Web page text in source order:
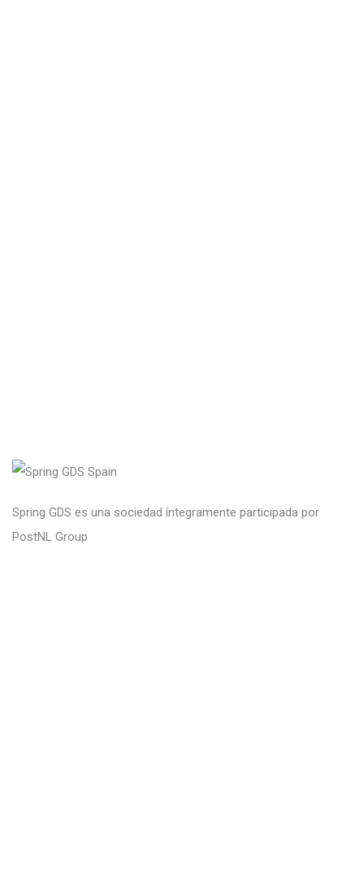
Spring GDS es una sociedad íntegramente participada por
PostNL Group